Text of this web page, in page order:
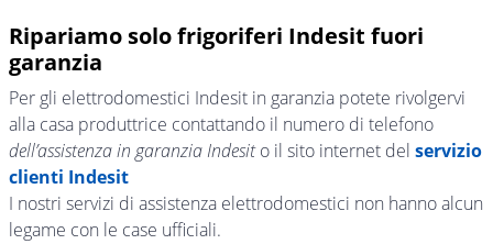
Ripariamo solo frigoriferi Indesit fuori
garanzia
Per gli elettrodomestici Indesit in garanzia potete rivolgervi
alla casa produttrice contattando il numero di telefono
dell’assistenza in garanzia Indesito il sito internet del servizio
clienti Indesit
I nostri servizi di assistenza elettrodomestici non hanno alcun
legame con le case ufficiali.